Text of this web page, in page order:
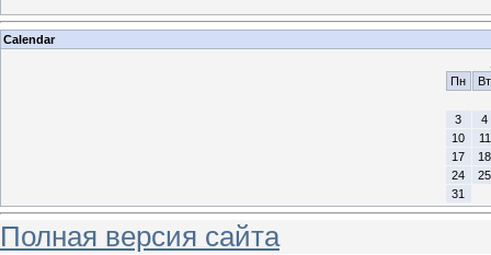
Calendar
Пн
Вт
3
4
10
11
17
18
24
25
31
Полная версия сайта